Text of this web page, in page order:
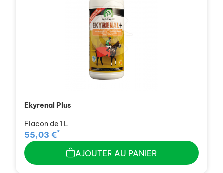
Ekyrenal Plus
Flacon de 1 L
55,03 €*
AJOUTER AU PANIER